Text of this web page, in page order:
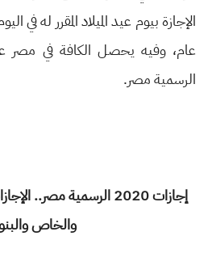
الإجازة بيوم عيد الميلاد المقرر له في
الرسمية مصر.
إجازات 2020 الرسمية
والخاص